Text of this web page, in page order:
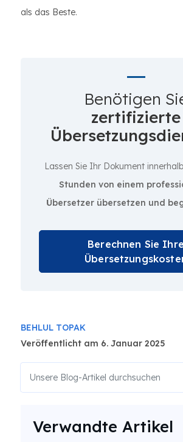
als das Beste.
Benötigen
zertifizierte
Lassen Sie Ihr Dokument
Stunden von einem
Übersetzer übersetzen und
Berechnen Sie Ihre
BEHLUL TOPAK
Veröffentlicht am 6. Januar 2025
Verwandte Artikel